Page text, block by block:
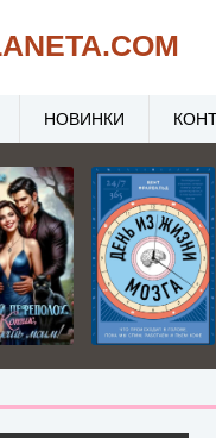
.COM
НОВИНКИ